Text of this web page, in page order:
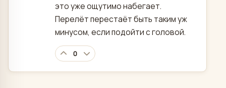
это уже ощутимо набегает.
Перелёт перестаёт быть таким уж
минусом, если подойти с головой.
0